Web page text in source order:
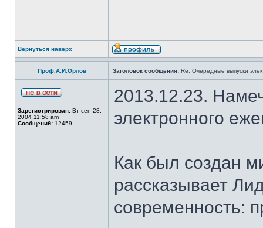
Вернуться наверх
Проф.А.И.Орлов Заголовок сообщения: Re: Очередные выпуски
Зарегистрирован: Вт сен 28,
2004 11:58 am
Сообщений: 12459
2013.12.23.
электронного
Как был создан
рассказывает
современность: